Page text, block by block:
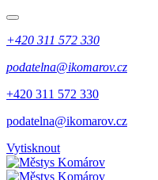
+420 311 572 330
podatelna@ikomarov.cz
+420 311 572 330
podatelna@ikomarov.cz
Vytisknout